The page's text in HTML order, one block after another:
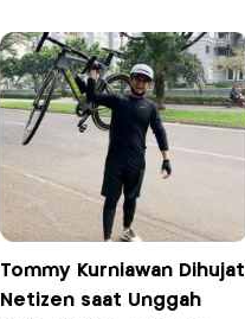
Tommy Kurniawan Dihujat
Netizen saat Unggah